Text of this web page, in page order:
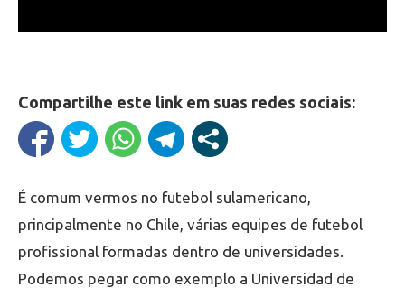
Compartilhe este link em suas redes sociais:
É comum vermos no futebol sulamericano,
principalmente no Chile, várias equipes de futebol
profissional formadas dentro de universidades.
Podemos pegar como exemplo a Universidad de